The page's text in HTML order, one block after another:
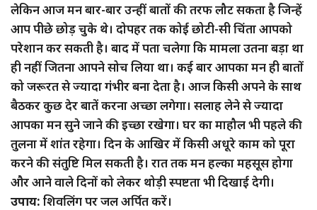
लेकिन आज मन बार-बार उन्हीं बातों की तरफ लौट सकता है जिन्हें
आप पीछे छोड़ चुके थे। दोपहर तक कोई छोटी-सी चिंता आपको
परेशान कर सकती है। बाद में पता चलेगा कि मामला उतना बड़ा था
ही नहीं जितना आपने सोच लिया था। कई बार आपका मन ही बातों
को जरूरत से ज्यादा गंभीर बना देता है। आज किसी अपने के साथ
बैठकर कुछ देर बातें करना अच्छा लगेगा। सलाह लेने से ज्यादा
आपका मन सुने जाने की इच्छा रखेगा। घर का माहौल भी पहले की
तुलना में शांत रहेगा। दिन के आखिर में किसी अधूरे काम को पूरा
करने की संतुष्टि मिल सकती है। रात तक मन हल्का महसूस होगा
और आने वाले दिनों को लेकर थोड़ी स्पष्टता भी दिखाई देगी।
उपाय: शिवलिंग पर जल अर्पित करें।